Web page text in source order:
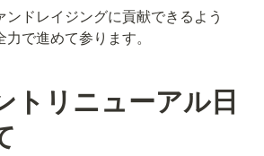
ドレイジングに貢献できるよう
で進めて参ります。
トリニューアル日